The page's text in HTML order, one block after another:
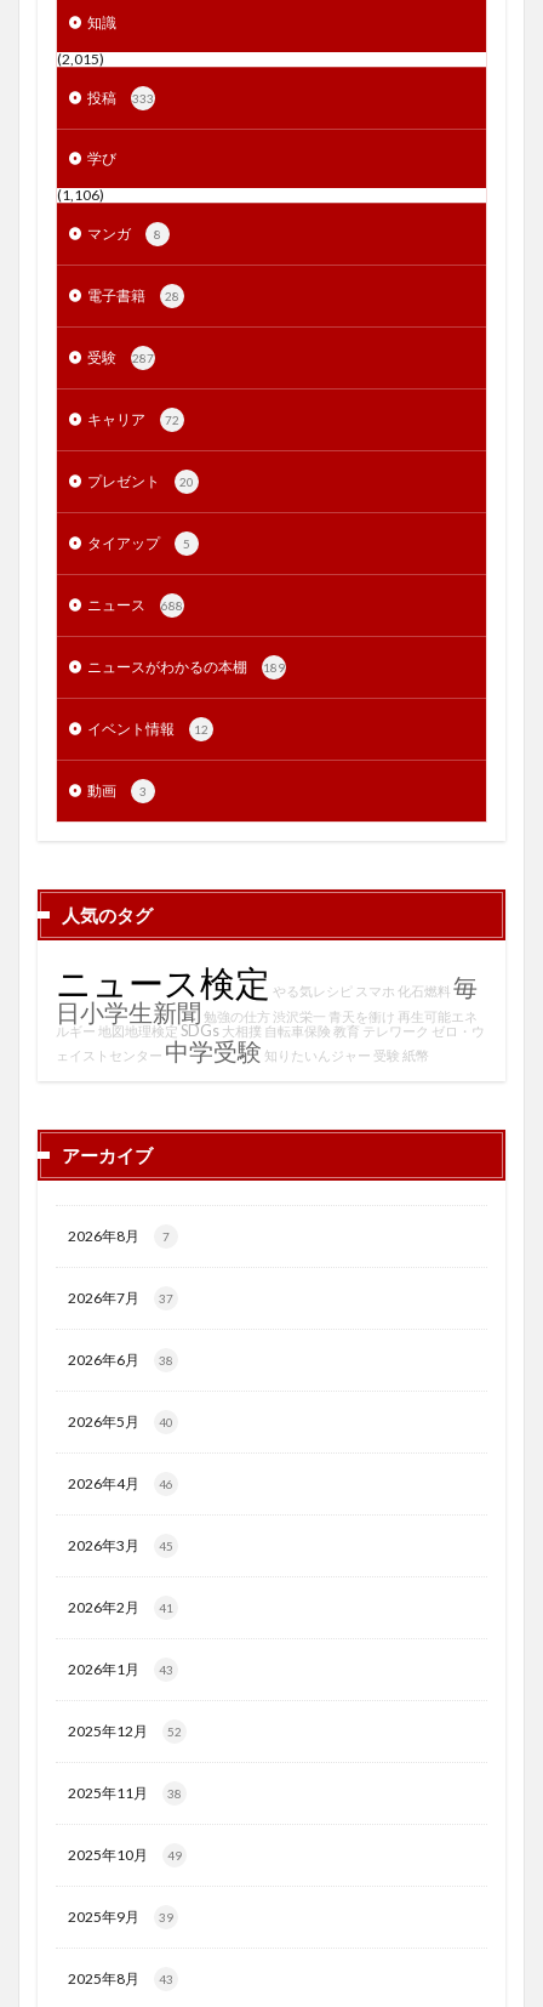
知識
(2,015)
投稿 333
学び
(1,106)
マンガ 8
電子書籍 28
受験 287
キャリア 72
プレゼント 20
タイアップ 5
ニュース 688
ニュースがわかるの本棚 189
イベント情報 12
動画 3
人気のタグ
ニュース検定 やる気レシピ スマホ 化石燃料 毎
日小学生新聞 勉強の仕方 渋沢栄一 青天を衝け 再生可能エネ
ルギー 地図地理検定 SDGs 大相撲 自転車保険 教育 テレワーク ゼロ・ウ
ェイストセンター 中学受験 知りたいんジャー 受験 紙幣
アーカイブ
2026年8月 7
2026年7月 37
2026年6月 38
2026年5月 40
2026年4月 46
2026年3月 45
2026年2月 41
2026年1月 43
2025年12月 52
2025年11月 38
2025年10月 49
2025年9月 39
2025年8月 43